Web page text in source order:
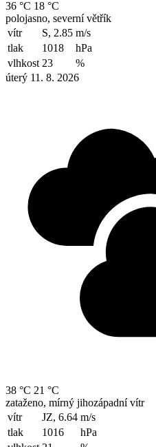
36 °C 18 °C
polojasno, severní větřík
vítr
S, 2.85 m/s
tlak
1018
hPa
vlhkost 23
%
úterý 11. 8. 2026
38 °C 21 °C
zataženo, mírný jihozápadní vítr
vítr
JZ, 6.64 m/s
tlak
1016
hPa